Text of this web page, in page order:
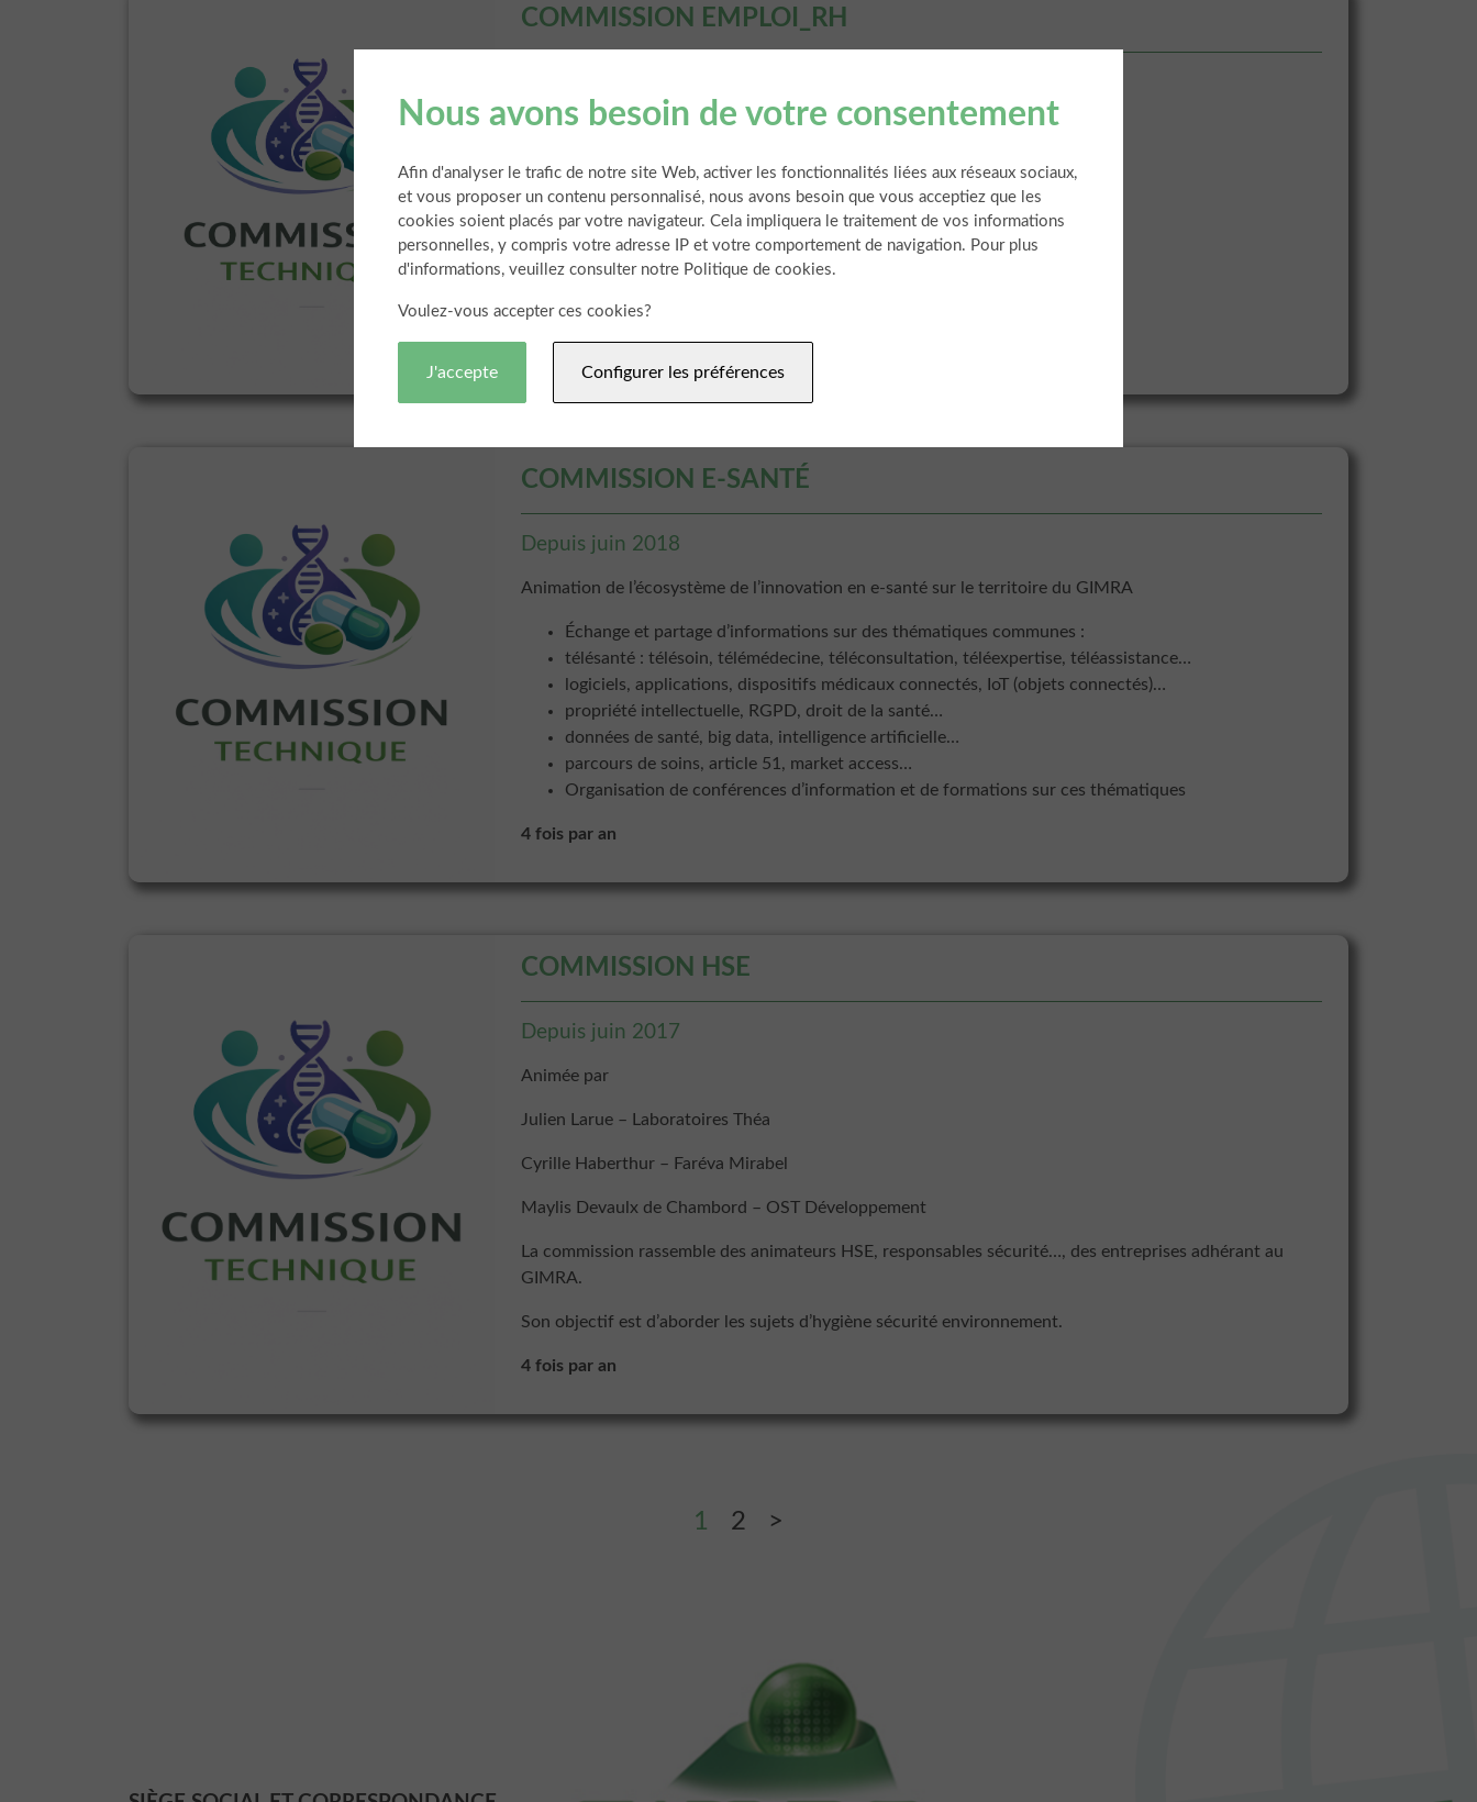
COMMISSION EMPLOI_RH
Animée par
François Marteau – Unither Industries
Allison Fleury – Movianto
Cyrille Jeune – Nexbiome Therapeutics
Échanger entre pairs sur des bonnes pratiques ou autres sujets.
4 fois par an
COMMISSION E-SANTÉ
Depuis juin 2018
Animation de l’écosystème de l’innovation en e-santé sur le territoire du GIMRA
Échange et partage d’informations sur des thématiques communes :
télésanté : télésoin, télémédecine, téléconsultation, téléexpertise, téléassistance…
logiciels, applications, dispositifs médicaux connectés, IoT (objets connectés)…
propriété intellectuelle, RGPD, droit de la santé…
données de santé, big data, intelligence artificielle…
parcours de soins, article 51, market access…
Organisation de conférences d’information et de formations sur ces thématiques
4 fois par an
COMMISSION HSE
Depuis juin 2017
Animée par
Julien Larue – Laboratoires Théa
Cyrille Haberthur – Faréva Mirabel
Maylis Devaulx de Chambord – OST Développement
La commission rassemble des animateurs HSE, responsables sécurité…, des entreprises adhérant au
GIMRA.
Son objectif est d’aborder les sujets d’hygiène sécurité environnement.
4 fois par an
1 2 >
Nous avons besoin de votre consentement
Afin d'analyser le trafic de notre site Web, activer les fonctionnalités liées aux réseaux sociaux,
et vous proposer un contenu personnalisé, nous avons besoin que vous acceptiez que les
cookies soient placés par votre navigateur. Cela impliquera le traitement de vos informations
personnelles, y compris votre adresse IP et votre comportement de navigation. Pour plus
d'informations, veuillez consulter notre Politique de cookies.
Voulez-vous accepter ces cookies?
J'accepte Configurer les préférences